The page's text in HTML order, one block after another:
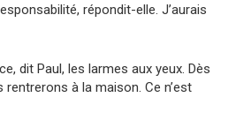
répondit-elle. J’aurais
dit Paul, les larmes aux yeux. Dès
rentrerons à la maison. Ce n’est